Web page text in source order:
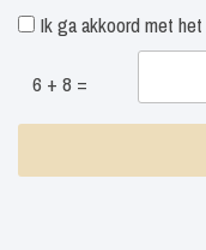
Ik ga akkoord met het
6 + 8 =